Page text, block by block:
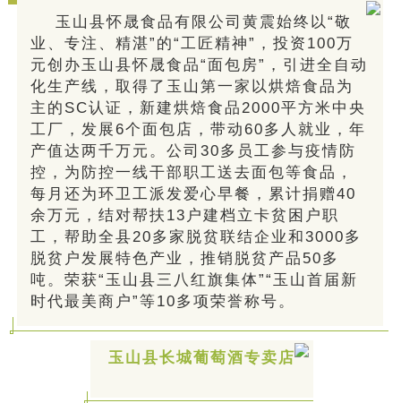
玉山县怀晟食品有限公司黄震始终以“敬
业、专注、精湛”的“工匠精神”，投资100万
元创办玉山县怀晟食品“面包房”，引进全自动
化生产线，取得了玉山第一家以烘焙食品为
主的SC认证，新建烘焙食品2000平方米中央
工厂，发展6个面包店，带动60多人就业，年
产值达两千万元。公司30多员工参与疫情防
控，为防控一线干部职工送去面包等食品，
每月还为环卫工派发爱心早餐，累计捐赠40
余万元，结对帮扶13户建档立卡贫困户职
工，帮助全县20多家脱贫联结企业和3000多
脱贫户发展特色产业，推销脱贫产品50多
吨。荣获“玉山县三八红旗集体”“玉山首届新
时代最美商户”等10多项荣誉称号。
玉山县长城葡萄酒专卖店